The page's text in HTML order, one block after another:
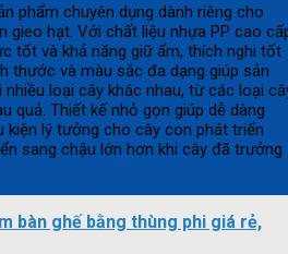
phẩm chuyên dụng dành riêng cho
gieo hạt. Với chất liệu nhựa PP cao
tốt và khả năng giữ ẩm, thích nghi tốt
thước và màu sắc đa dạng giúp sản
loại cây khác nhau, từ các loại
quả. Thiết kế nhỏ gọn giúp dễ dàng
kiện lý tưởng cho cây con phát triển
sang chậu lớn hơn khi cây đã trưởng
bàn ghế bằng thùng phi giá rẻ,